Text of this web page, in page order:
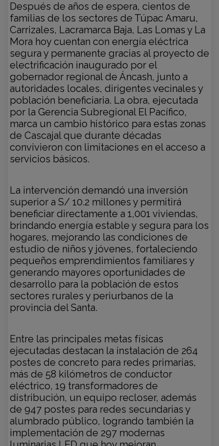
Después de años de espera, cientos de
familias de los sectores de Túpac Amaru,
Carrizales, Lacramarca Baja, Las Lomas y La
Mora hoy cuentan con energía eléctrica
segura y permanente gracias al proyecto de
electrificación inaugurado por el
gobernador regional de Áncash, junto a
autoridades locales, dirigentes vecinales y
población beneficiaria. La obra, ejecutada
por la Gerencia Subregional El Pacífico,
marca un cambio histórico para estas zonas
de Cascajal que durante décadas
convivieron con limitaciones en el acceso a
servicios básicos.
La intervención demandó una inversión
superior a S/ 10.2 millones y permitirá
beneficiar directamente a 1,001 viviendas,
brindando energía estable y segura para los
hogares, mejorando las condiciones de
estudio de niños y jóvenes, fortaleciendo
pequeños emprendimientos familiares y
generando mayores oportunidades de
desarrollo para la población de estos
sectores rurales y periurbanos de la
provincia del Santa.
Entre las principales metas físicas
ejecutadas destacan la instalación de 264
postes de concreto para redes primarias,
más de 58 kilómetros de conductor
eléctrico, 19 transformadores de
distribución, un equipo recloser, además
de 947 postes para redes secundarias y
alumbrado público, logrando también la
implementación de 297 modernas